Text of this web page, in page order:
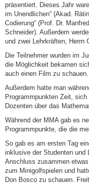
präsentiert. Dieses Jahr
im Unendlichen“ (Akad.
Codierung“ (Prof. Dr.
Schneider). Außerdem
und zwei Lehrkräften, Herrn
Die Teilnehmer wurden im
die Möglichkeit bekamen
auch einen Film zu schauen.
Außerdem hatte man
Programmpunkten Zeit,
Dozenten über das
Während der MMA gab es
Programmpunkte, die die
So gab es am ersten Tag
inklusive der Studenten und
Anschluss zusammen
zum Minigolfspielen und
Don Bosco zu schauen.